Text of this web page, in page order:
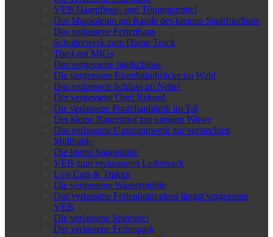
VEB Haarpflege- und Tönungsmittel
Das Mausoleum am Rande des kleinen Stadtfriedhofs
Das verlassene Ferienhaus
Schotterwerk zum Dump Truck
The Lost MIGs
Das vergessene Jagdschloss
Die vergessene Eisenbahnbrücke im Wald
Das verlassene Schloss im Nebel
Der vergessene Opel Rekord
Die verlassene Porzellanfabrik im Tal
Der kleine Bauernhof zur lustigen Witwe
Das verlassene Umspannwerk zur versteckten
Müllhalde
Die kleine Sägemühle
VEB zum verlassenen Lederwerk
Lost Cars & Traktor
Die vergessene Wassermühle
Das verlassene Ferienheim eines längst vergessene
VEB
Die verlassene Spinnerei
Der verlassene Ferienpark